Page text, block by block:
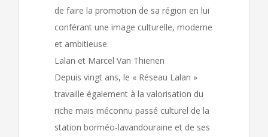
de faire la promotion de sa région en lui
conférant une image culturelle, moderne
et ambitieuse.
Lalan et Marcel Van Thienen
Depuis vingt ans, le « Réseau Lalan »
travaille également à la valorisation du
riche mais méconnu passé culturel de la
station borméo-lavandouraine et de ses